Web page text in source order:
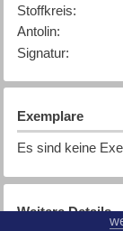
Stoffkreis:
Antolin:
Signatur:
Exemplare
Es sind keine
Weitere Details